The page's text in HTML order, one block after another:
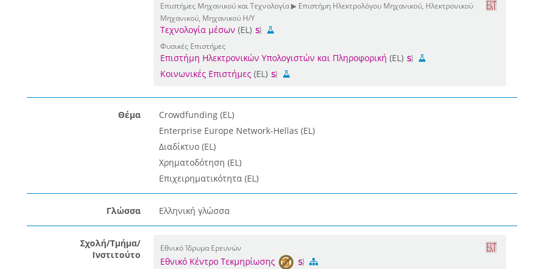
Επιστήμες Μηχανικού και Τεχνολογία ▶ Επιστήμη Ηλεκτρολόγου Μηχανικού, Ηλεκτρονικού
Μηχανικού, Μηχανικού Η/Υ
Τεχνολογία μέσων (EL)
Φυσικές Επιστήμες
Επιστήμη Ηλεκτρονικών Υπολογιστών και Πληροφορική (EL)
Κοινωνικές Επιστήμες(EL)
Θέμα
Crowdfunding (EL)
Enterprise Europe Network-Hellas (EL)
Διαδίκτυο (EL)
Χρηματοδότηση (EL)
Επιχειρηματικότητα (EL)
Γλώσσα Ελληνική γλώσσα
Σχολή/Τμήμα/
Ινστιτούτο
Εθνικό Ίδρυμα Ερευνών
Εθνικό Κέντρο Τεκμηρίωσης